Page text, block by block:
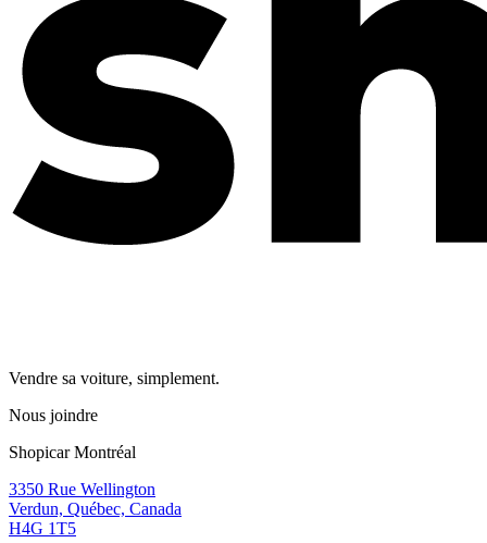
Vendre sa voiture, simplement.
Nous joindre
Shopicar Montréal
3350 Rue Wellington
Verdun, Québec, Canada
H4G 1T5